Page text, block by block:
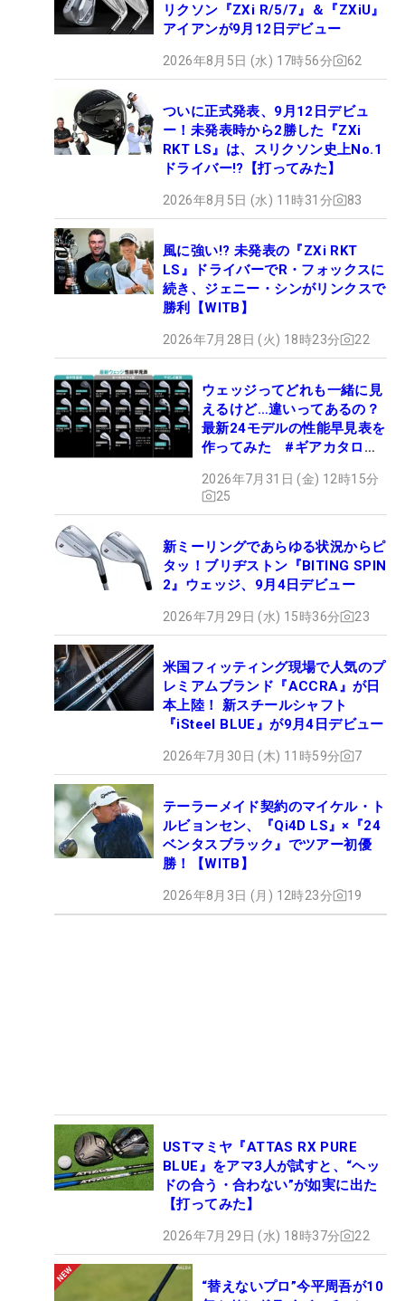
リクソン『ZXi R/5/7』＆『ZXiU』
アイアンが9月12日デビュー
2026年8月5日 (水) 17時56分 62
ついに正式発表、9月12日デビュ
ー！未発表時から2勝した『ZXi
RKT LS』は、スリクソン史上No.1
ドライバー!?【打ってみた】
2026年8月5日 (水) 11時31分 83
風に強い!? 未発表の『ZXi RKT
LS』ドライバーでR・フォックスに
続き、ジェニー・シンがリンクスで
勝利【WITB】
2026年7月28日 (火) 18時23分 22
ウェッジってどれも一緒に見
えるけど…違いってあるの？
最新24モデルの性能早見表を
作ってみた #ギアカタログ
2026年7月31日 (金) 12時15分
25
新ミーリングであらゆる状況からピ
タッ！ブリヂストン『BITING SPIN
2』ウェッジ、9月4日デビュー
2026年7月29日 (水) 15時36分 23
米国フィッティング現場で人気のプ
レミアムブランド『ACCRA』が日
本上陸！ 新スチールシャフト
『iSteel BLUE』が9月4日デビュー
2026年7月30日 (木) 11時59分 7
テーラーメイド契約のマイケル・ト
ルビョンセン、『Qi4D LS』×『24
ベンタスブラック』でツアー初優
勝！【WITB】
2026年8月3日 (月) 12時23分 19
USTマミヤ『ATTAS RX PURE
BLUE』をアマ3人が試すと、“ヘッ
ドの合う・合わない”が如実に出た
【打ってみた】
2026年7月29日 (水) 18時37分 22
“替えないプロ”今平周吾が10